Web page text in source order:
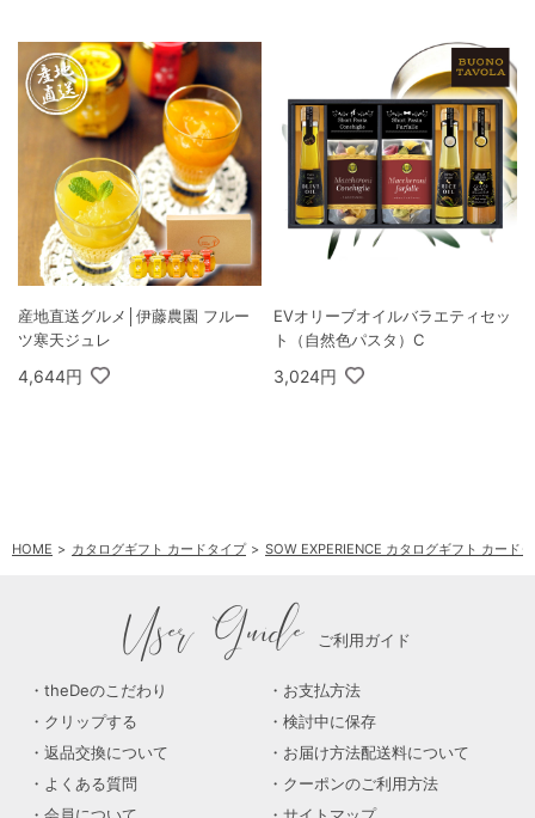
産地直送グルメ│伊藤農園 フルー
ツ寒天ジュレ
4,644円
EVオリーブオイルバラエティセッ
ト（自然色パスタ）C
3,024円
HOME カタログギフト カードタイプ SOW EXPERIENCE カタログギフト カード
User Guide ご利用ガイド
theDeのこだわり
お支払方法
クリップする
検討中に保存
返品交換について
お届け方法配送料について
よくある質問
クーポンのご利用方法